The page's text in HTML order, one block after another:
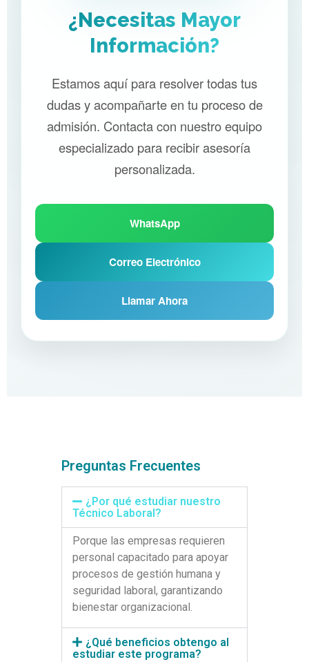
¿Necesitas Mayor
Información?
Estamos aquí para resolver todas tus
dudas y acompañarte en tu proceso de
admisión. Contacta con nuestro equipo
especializado para recibir asesoría
personalizada.
WhatsApp
Correo Electrónico
Llamar Ahora
Preguntas Frecuentes
¿Por qué estudiar nuestro
Técnico Laboral?
Porque las empresas requieren
personal capacitado para apoyar
procesos de gestión humana y
seguridad laboral, garantizando
bienestar organizacional.
¿Qué beneficios obtengo al
estudiar este programa?